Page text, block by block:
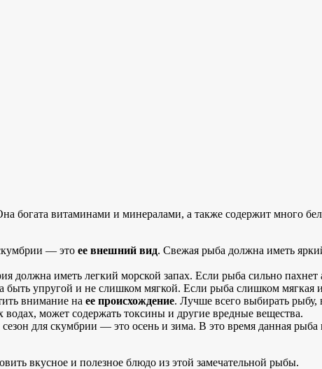
богата витаминами и минералами, а также содержит много
— это ее внешний вид. Свежая рыба должна иметь
должна иметь легкий морской запах. Если рыба сильно
упругой и не слишком мягкой. Если рыба слишком мягкая
внимание на ее происхождение. Лучше всего выбирать
может содержать токсины и другие вредные вещества.
для скумбрии — это осень и зима. В это время данная
вкусное и полезное блюдо из этой замечательной рыбы.